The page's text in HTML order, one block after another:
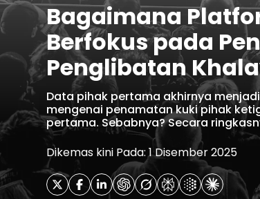
Bagaimana
Berfokus pada
Penglibatan
Data pihak pertama akhirnya
mengenai penamatan kuki pihak
pertama. Sebabnya? Secara
Dikemas kini Pada: 1 Disember 2025